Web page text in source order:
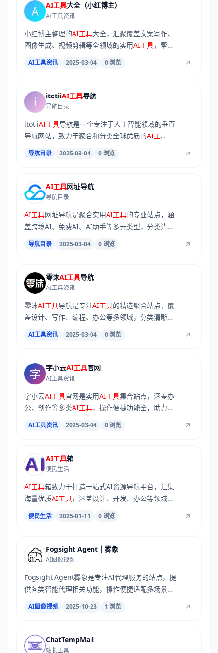
AI工具大全（小红博主）
AI工具资讯
小红博主整理的AI工具大全，汇聚覆盖文案写作、
图像生成、视频剪辑等全领域的实用AI工具，帮用
AI工具资讯 2025-03-04 0 浏览
itotiiAI工具导航
导航目录
itotiiAI工具导航是一个专注于人工智能领域的垂直
导航网站，致力于聚合和分类全球优质的AI工
具、...
导航目录 2025-03-04 0 浏览
AI工具网址导航
导航目录
AI工具网址导航是聚合实用AI工具的专业站点，涵
盖跨境AI、免费AI、AI助手等多元类型，分类清晰
查...
导航目录 2025-03-04 0 浏览
零沫AI工具导航
AI工具资讯
零沫AI工具导航是专注AI工具的精选聚合站点，覆
盖设计、写作、编程、办公等多领域，分类清晰、
AI工具资讯 2025-03-04 0 浏览
字小云AI工具官网
AI工具资讯
字小云AI工具官网是实用AI工具集合站点，涵盖办
公、创作等多类AI工具，操作便捷功能全，助力用
AI工具资讯 2025-03-04 0 浏览
AI工具箱
便民生活
AI工具箱致力于打造一站式AI资源导航平台，汇集
海量优质AI工具，涵盖设计、开发、办公等领域，
助...
便民生活 2025-01-11 0 浏览
Fogsight Agent｜雾象
AI图像视频
Fogsight Agent雾象是专注AI代理服务的站点，提
供各类智能代理相关功能，操作便捷适配多场景，
AI图像视频 2025-10-23 1 浏览
ChatTempMail
站长工具